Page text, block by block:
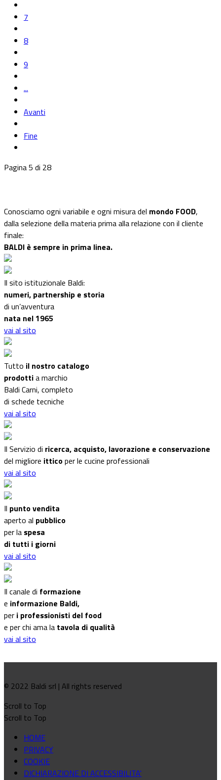
7
8
9
...
Avanti
Fine
Pagina 5 di 28
Conosciamo ogni variabile e ogni misura del mondo FOOD,
dalla selezione della materia prima alla relazione con il cliente
finale:
BALDI è sempre in prima linea.
Il sito istituzionale Baldi:
numeri, partnership e storia
di un’avventura
nata nel 1965
vai al sito
Tutto il nostro catalogo
prodottia marchio
Baldi Carni, completo
di schede tecniche
vai al sito
Il Servizio di ricerca, acquisto, lavorazione e conservazione
del migliore itticoper le cucine professionali
vai al sito
Il punto vendita
aperto al pubblico
per la spesa
di tutti i giorni
vai al sito
Il canale di formazione
e informazione Baldi,
per i professionisti del food
e per chi ama la tavola di qualità
vai al sito
© 2022 Baldi srl | All rights reserved
Scroll to Top
Scroll to Top
HOME
PRIVACY
COOKIE
DICHIARAZIONE DI ACCESSIBILITA'